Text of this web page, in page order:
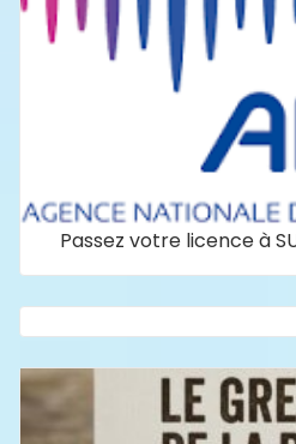
Passez votre licence à